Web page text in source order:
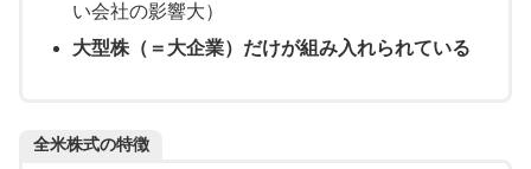
い会社の影響大）
大型株（＝大企業）だけが組み入れられている
全米株式の特徴